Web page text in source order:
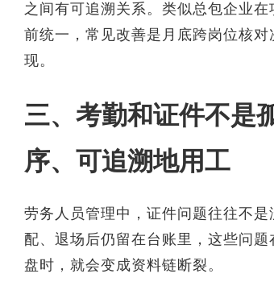
之间有可追溯关系。类似总包企业
前统一，常见改善是月底跨岗位核
现。
三、考勤和证件不是
序、可追溯地用工
劳务人员管理中，证件问题往往不
配、退场后仍留在台账里，这些问
盘时，就会变成资料链断裂。